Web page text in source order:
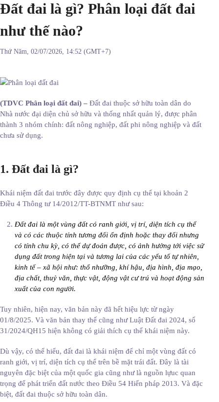
Đất đai là gì? Phân loại đất đai
như thế nào?
Thứ Năm, 02/07/2026, 14:52 (GMT+7)
(TDVC Phân loại đất đai) – Đất đai thuộc sở hữu toàn dân do
Nhà nước đại diện chủ sở hữu và thống nhất quản lý, được phân
thành 3 nhóm chính: đất nông nghiệp, đất phi nông nghiệp và đất
chưa sử dụng.
1. Đất đai là gì?
Khái niệm đất đai trước đây được quy định cụ thể tại khoản 2
Điều 4 Thông tư 14/2012/TT-BTNMT như sau:
Đất đai là một vùng đất có ranh giới, vị trí, diện tích cụ thể
và có các thuộc tính tương đối ổn định hoặc thay đổi nhưng
có tính chu kỳ, có thể dự đoán được, có ảnh hưởng tới việc sử
dụng đất trong hiện tại và tương lai của các yếu tố tự nhiên,
kinh tế – xã hội như: thổ nhưỡng, khí hậu, địa hình, địa mạo,
địa chất, thuỷ văn, thực vật, động vật cư trú và hoạt động sản
xuất của con người.
Tuy nhiên, hiện nay, văn bản này đã hết hiệu lực từ ngày
01/8/2025. Và văn bản thay thế cũng như Luật Đất đai 2024, số
31/2024/QH15 hiện không có giải thích cụ thể khái niệm này.
Dù vậy, có thể hiểu, đất đai là khái niệm để chỉ một vùng đất có
ranh giới, vị trí, diện tích cụ thể trên bề mặt trái đất. Đây là tài
nguyên đặc biệt của một quốc gia cũng như là nguồn lựuc quan
trọng để phát triển đất nước theo Điều 54 Hiến pháp 2013. Và đặc
biệt, đất đai thuộc sở hữu toàn dân.